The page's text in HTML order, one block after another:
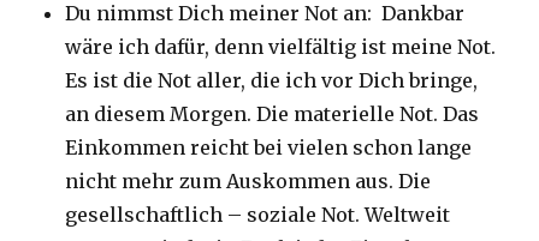
Du nimmst Dich meiner Not an: Dankbar
wäre ich dafür, denn vielfältig ist meine Not.
Es ist die Not aller, die ich vor Dich bringe,
an diesem Morgen. Die materielle Not. Das
Einkommen reicht bei vielen schon lange
nicht mehr zum Auskommen aus. Die
gesellschaftlich – soziale Not. Weltweit